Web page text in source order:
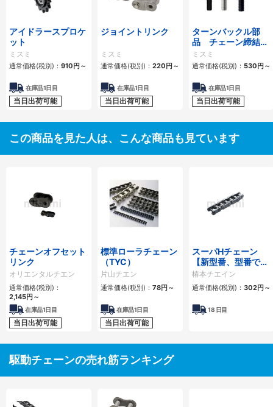
アイドラースプロケ
ット
ミスミ
通常価格(税別)： 910円～
在庫品1日目
当日出荷可能
ジョイントリンク
ミスミ
通常価格(税別)： 220円～
在庫品1日目
当日出荷可能
ターンバックル部
品 チェーン締結
用 スタンダードタ
イプ・ロングタイプ
ミスミ
通常価格(税別)： 530円～
在庫品1日目
当日出荷可能
この商品を見た人は、こんな商品も見ています
チェーンオフセット
リンク
オリエンタルチエン
通常価格(税別)：
2,145円～
在庫品1日目
当日出荷可能
標準ローラチェーン
（TYC）
片山チエン
通常価格(税別)： 78円～
在庫品1日目
当日出荷可能
スーパHチェーン
【新型番、型番でリ
ンク数指定】
椿本チエイン
通常価格(税別)： 302円～
18 日目
駆動チェーンの売れ筋ランキング